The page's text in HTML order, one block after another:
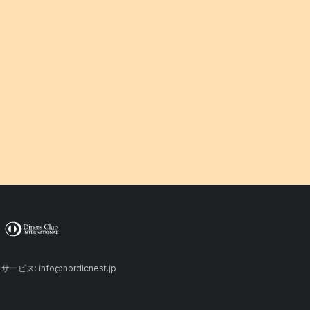
ービス: info@nordicnest.jp